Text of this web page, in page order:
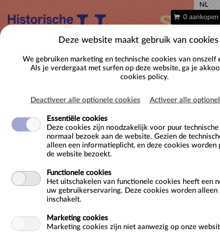
NL
0 aankopen
Expo :: Raoul Servais - De Verwondering
Sint-Pietersabdij
Sint-Pietersplein 9
9000 Gent
BE
Gezin & gemengde groepen, Volwassenen,
Jongeren (12-18), Kansentarief
Deze website maakt gebruik van cookies
We gebruiken marketing en technische cookies van onszelf
Als je verdergaat met surfen op deze website, ga je
cookies policy.
Deactiveer alle optionele cookies Activeer alle
Essentiële cookies
Deze cookies zijn noodzakelijk voor puur
normaal bezoek aan de website. Gezien de
alleen een informatieplicht, en deze cookies worden
de website bezoekt.
Functionele cookies
Het uitschakelen van functionele cookies heeft een
uw gebruikerservaring. Deze cookies worden alleen
inschakelt.
Marketing cookies
Marketing cookies zijn niet aanwezig op onze